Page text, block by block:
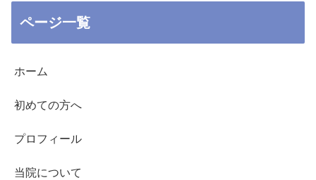
ページ一覧
ホーム
初めての方へ
プロフィール
当院について